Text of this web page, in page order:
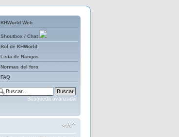
KHWorld Web
Shoutbox / Chat
Rol de KHWorld
Lista de Rangos
Normas del foro
FAQ
Búsqueda avanzada